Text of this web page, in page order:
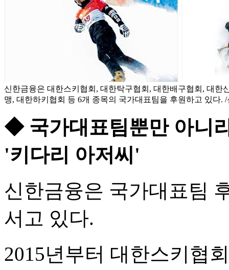
신한금융은 대한스키협회, 대한탁구협회, 대한배구협회, 대한
맹, 대한하키협회 등 6개 종목의 국가대표팀을 후원하고 있다.
◆ 국가대표팀뿐만 아니
'키다리 아저씨'
신한금융은 국가대표팀
서고 있다.
2015년부터 대한스키협